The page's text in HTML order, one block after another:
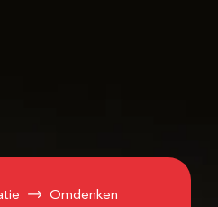
Omdenken